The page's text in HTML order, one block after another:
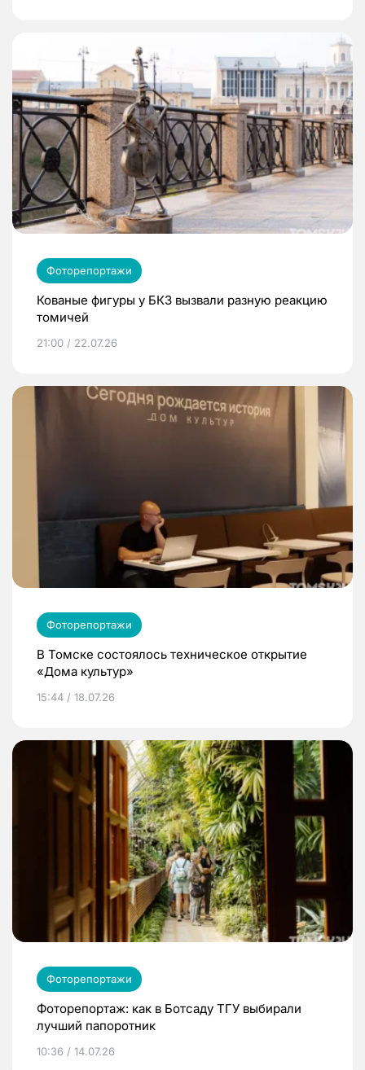
Фоторепортажи
Кованые фигуры у БКЗ вызвали разную реакцию
томичей
21:00 / 22.07.26
Фоторепортажи
В Томске состоялось техническое открытие
«Дома культур»
15:44 / 18.07.26
Фоторепортажи
Фоторепортаж: как в Ботсаду ТГУ выбирали
лучший папоротник
10:36 / 14.07.26